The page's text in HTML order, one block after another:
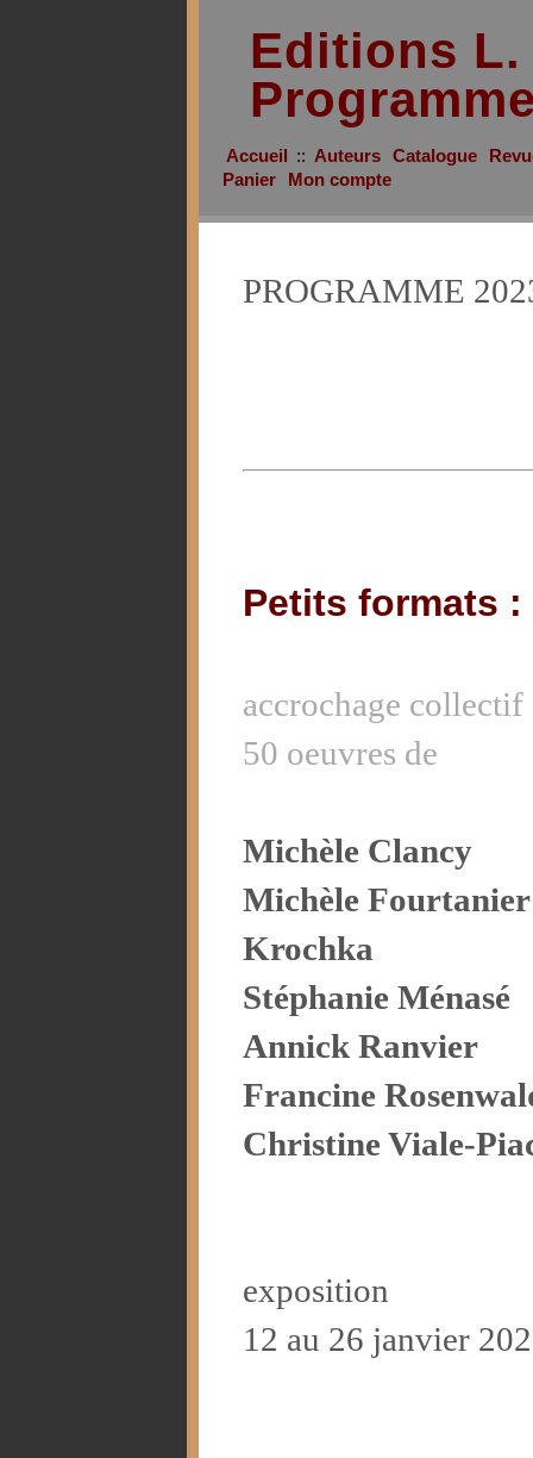
Editions
Accueil :: Auteurs Catalogue
Panier
Mon compte
PROGRAMME
Petits formats :
accrochage collectif
50 oeuvres de
Michèle Clancy
Michèle Fourtanier
Krochka
Stéphanie Ménasé
Annick Ranvier
Francine
Christine Viale-
exposition
12 au 26 janvier